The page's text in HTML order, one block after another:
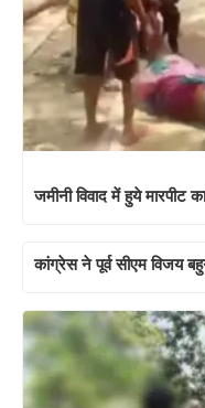
जमीनी विवाद में हुये मारपीट
कांग्रेस ने पूर्व सीएम विजय